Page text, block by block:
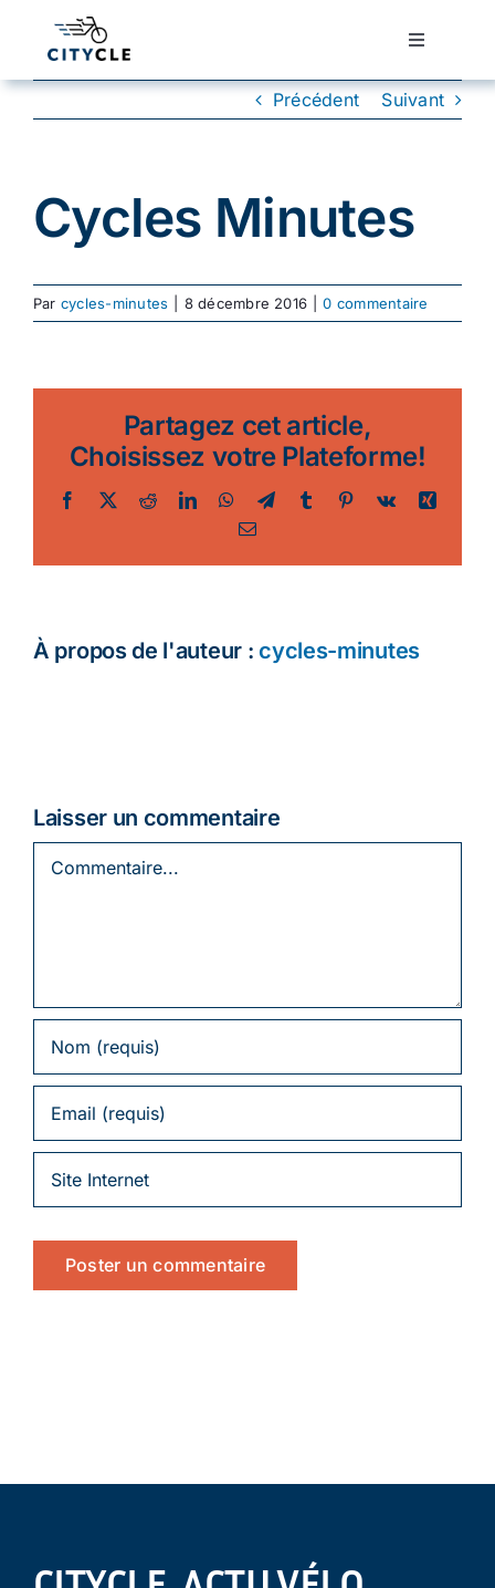
Toggle
Vélos de ville
Matériel
Conseils
Actualité
Précédent Suivant
Cycles Minutes
Par cycles-minutes 8 décembre 2016 0 commentaire
Partagez cet article,
Choisissez votre Plateforme!
Facebook
TwitterRedditLinkedInWhatsApp
TelegramTumblr Pinterest
Vk
Xing
Email
À propos de l'auteur :cycles-minutes
Laisser un commentaire